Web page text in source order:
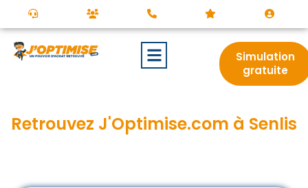
Simulation
gratuite
Retrouvez J'Optimise.com à Senlis